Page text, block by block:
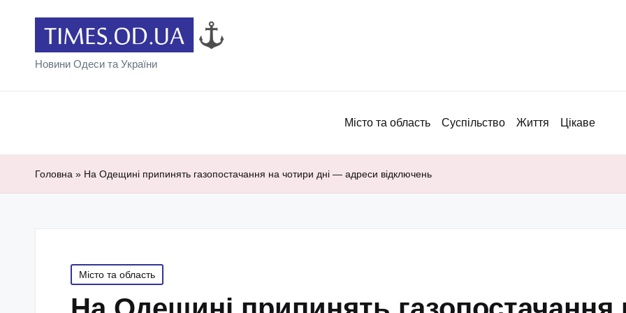
Новини Одеси та України
Місто та область Суспільство Життя Цікаве
Головна » На Одещині припинять газопостачання на чотири дні — адреси відключень
Posted
in
Місто та область